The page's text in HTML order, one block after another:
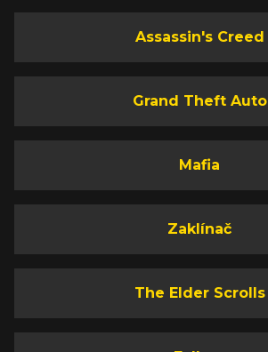
Assassin's Creed
Grand Theft Auto
Mafia
Zaklínač
The Elder Scrolls